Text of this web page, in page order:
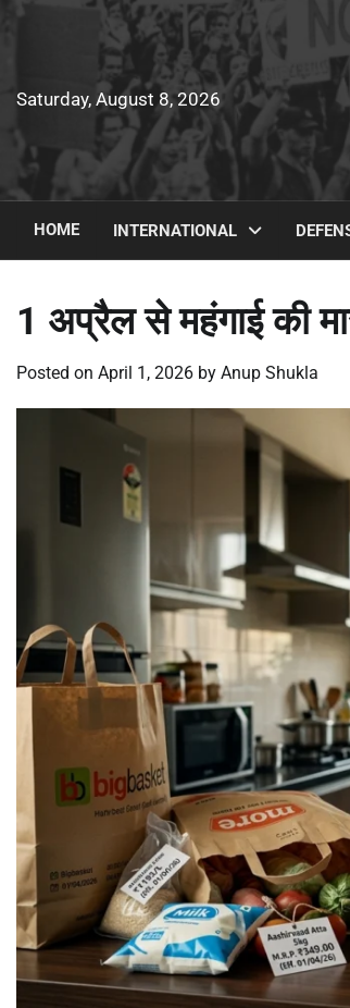
Saturday, August 8, 2026
HOME INTERNATIONAL
1 अप्रैल से महंगाई की
Posted on April 1, 2026 by Anup Shukla